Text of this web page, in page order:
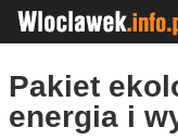
Pakiet
energia i